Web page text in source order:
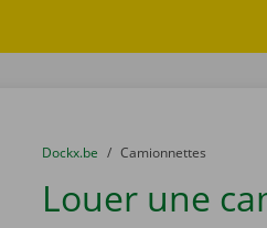
You are here:
du
Dockx.be to
Camionnettes
Louer une